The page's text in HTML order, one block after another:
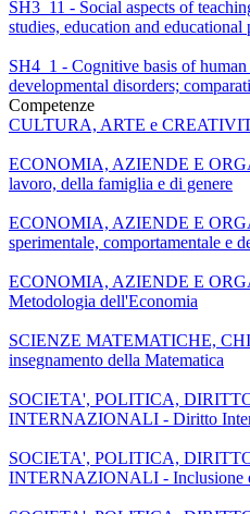
SH3_11 - Social aspects of
studies, education and
SH4_1 - Cognitive basis of
developmental disorders;
Competenze
CULTURA, ARTE e
ECONOMIA, AZIENDE E
lavoro, della famiglia e di genere
ECONOMIA, AZIENDE E
sperimentale, comportamentale e
ECONOMIA, AZIENDE E
Metodologia dell'Economia
SCIENZE MATEMATICHE,
insegnamento della Matematica
SOCIETA', POLITICA,
INTERNAZIONALI - Diritto
SOCIETA', POLITICA,
INTERNAZIONALI - Inclusione